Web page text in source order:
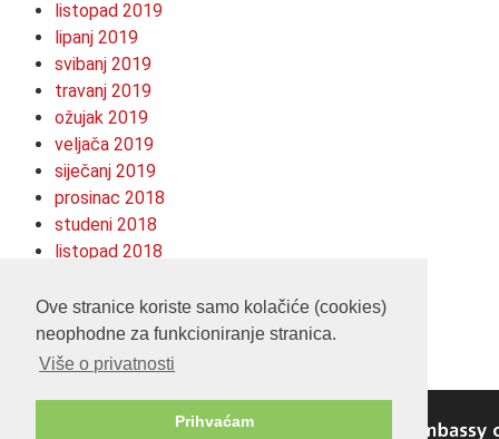
Ove stranice koriste samo kolačiće (cookies)
neophodne za funkcioniranje stranica.
Više o privatnosti
Prihvaćam
listopad 2019
lipanj 2019
svibanj 2019
travanj 2019
ožujak 2019
veljača 2019
siječanj 2019
prosinac 2018
studeni 2018
listopad 2018
srpanj 2018